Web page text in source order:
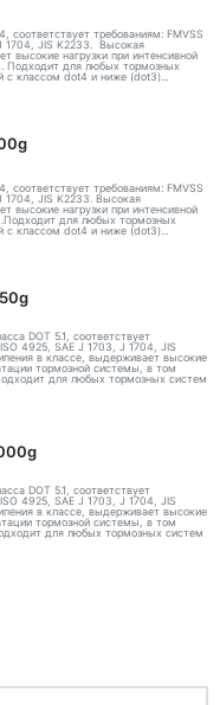
соответствует требованиям: FMVSS
1704, JIS K2233. Высокая
высокие нагрузки при интенсивной
Подходит для любых тормозных
классом dot4 и ниже (dot3)...
соответствует требованиям: FMVSS
1704, JIS K2233. Высокая
высокие нагрузки при интенсивной
для любых тормозных
классом dot4 и ниже (dot3)...
DOT 5.1, соответствует
4925, SAE J 1703, J 1704, JIS
в классе, выдерживает высокие
тормозной системы, в том
для любых тормозных систем
DOT 5.1, соответствует
4925, SAE J 1703, J 1704, JIS
в классе, выдерживает высокие
тормозной системы, в том
для любых тормозных систем